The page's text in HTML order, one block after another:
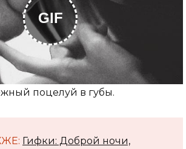
GIF
поцелуй в губы.
Гифки: Доброй ночи,